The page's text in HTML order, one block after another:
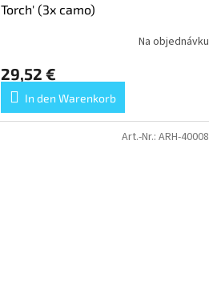
Torch' (3x camo)
Na objednávku
29,52 €
In den Warenkorb
Art.-Nr.: ARH-40008